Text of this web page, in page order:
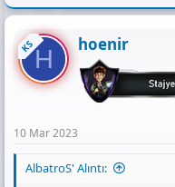
KSH hoenir
10 Mar 2023
AlbatroS' Alıntı: